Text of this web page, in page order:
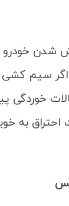
شدن خودرو
سیم
خوردگی
به‌